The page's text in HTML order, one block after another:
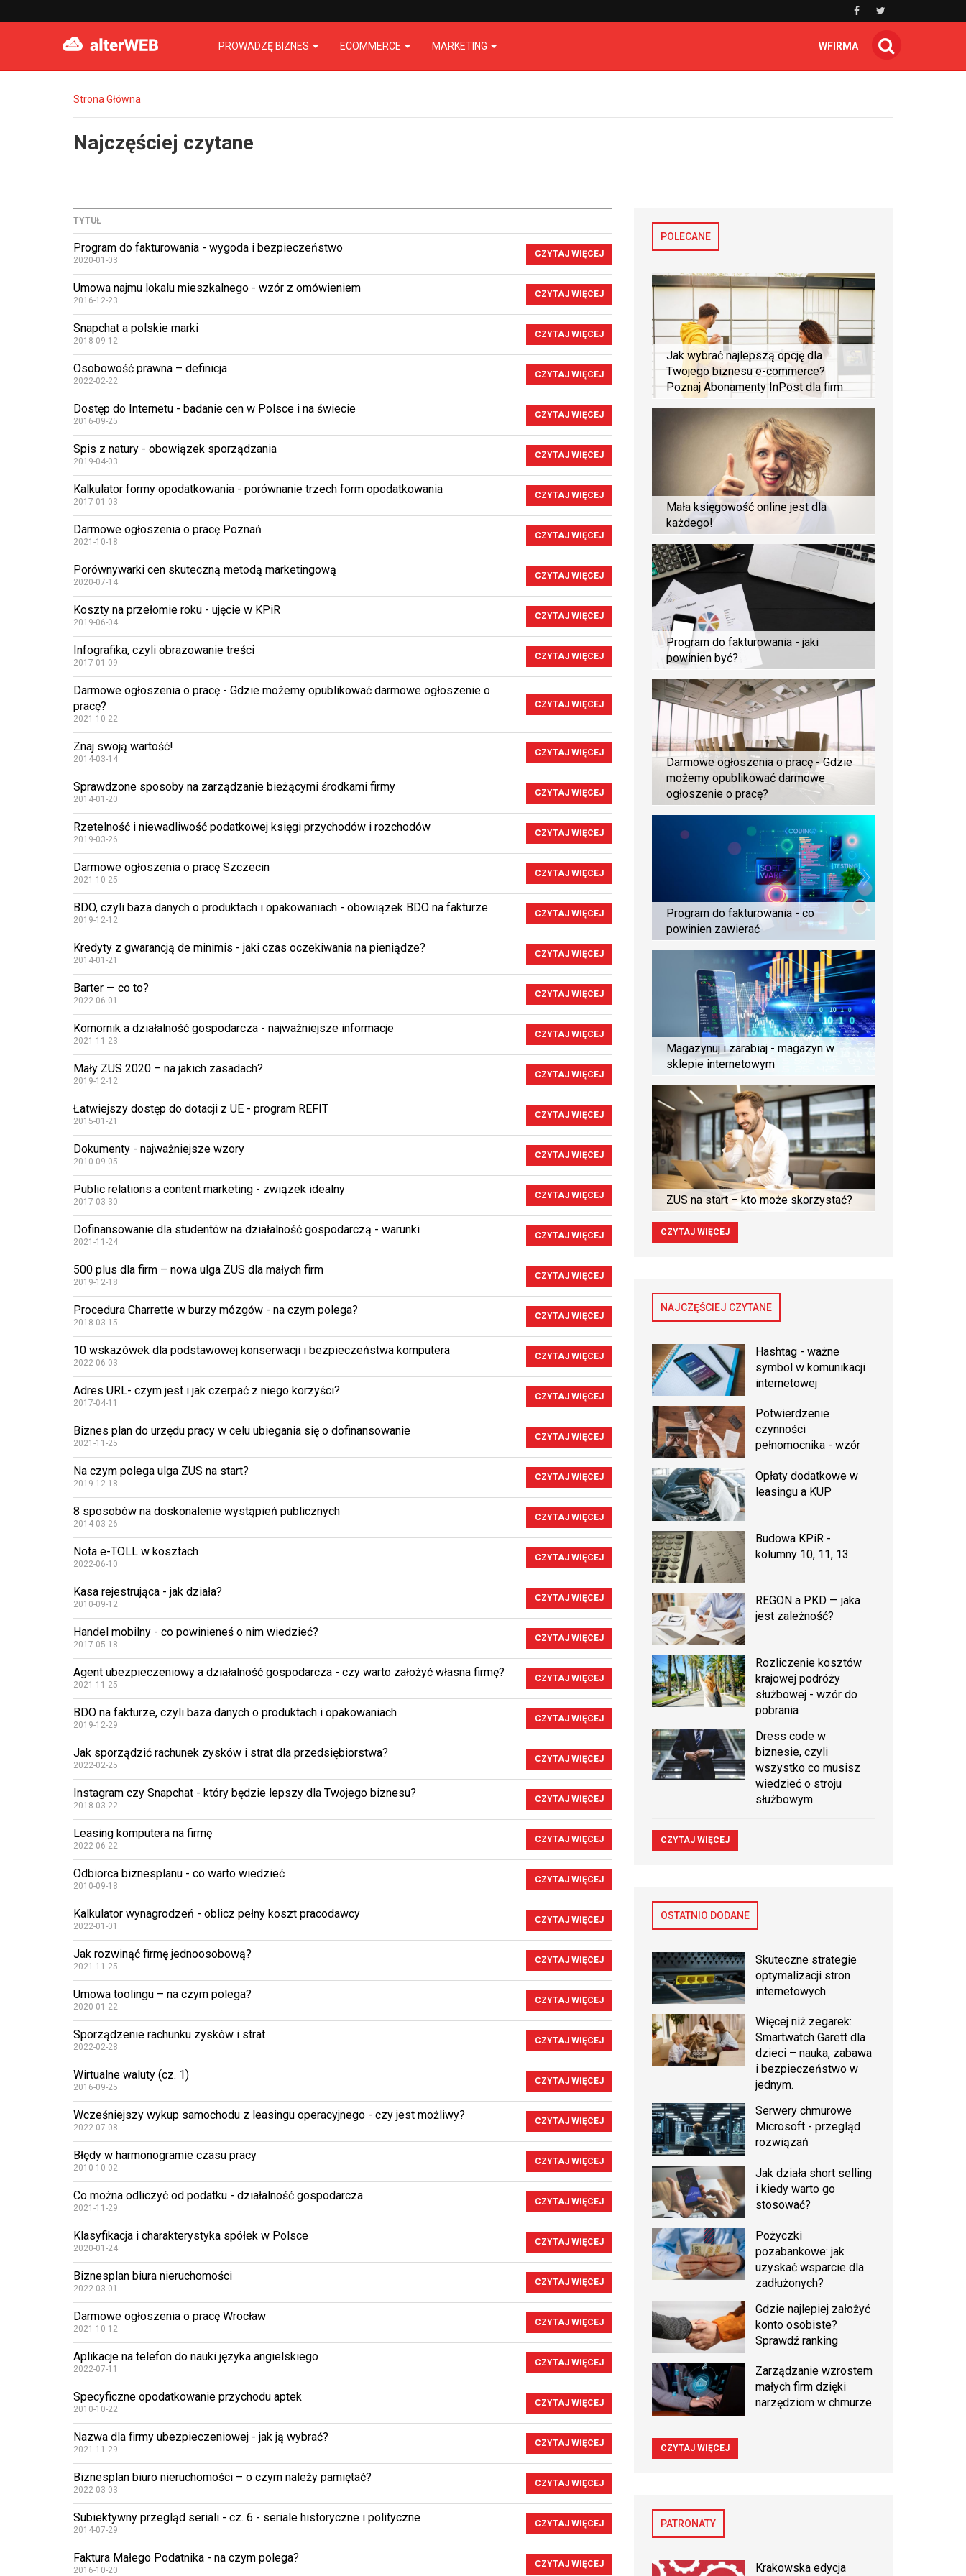
PROWADZĘ BIZNES ECOMMERCE MARKETING WFIRMA
Strona Główna
Najczęściej czytane
TYTUŁ
Program do fakturowania - wygoda i bezpieczeństwo
2020-01-03
CZYTAJ WIĘCEJ
Umowa najmu lokalu mieszkalnego - wzór z omówieniem
2016-12-23
CZYTAJ WIĘCEJ
Snapchat a polskie marki
2018-09-12
CZYTAJ WIĘCEJ
Osobowość prawna – definicja
2022-02-22
CZYTAJ WIĘCEJ
Dostęp do Internetu - badanie cen w Polsce i na świecie
2016-09-25
CZYTAJ WIĘCEJ
Spis z natury - obowiązek sporządzania
2019-04-03
CZYTAJ WIĘCEJ
Kalkulator formy opodatkowania - porównanie trzech form opodatkowania
2017-01-03
CZYTAJ WIĘCEJ
Darmowe ogłoszenia o pracę Poznań
2021-10-18
CZYTAJ WIĘCEJ
Porównywarki cen skuteczną metodą marketingową
2020-07-14
CZYTAJ WIĘCEJ
Koszty na przełomie roku - ujęcie w KPiR
2019-06-04
CZYTAJ WIĘCEJ
Infografika, czyli obrazowanie treści
2017-01-09
CZYTAJ WIĘCEJ
Darmowe ogłoszenia o pracę - Gdzie możemy opublikować darmowe ogłoszenie o
pracę?
2021-10-22
CZYTAJ WIĘCEJ
Znaj swoją wartość!
2014-03-14
CZYTAJ WIĘCEJ
Sprawdzone sposoby na zarządzanie bieżącymi środkami firmy
2014-01-20
CZYTAJ WIĘCEJ
Rzetelność i niewadliwość podatkowej księgi przychodów i rozchodów
2019-03-26
CZYTAJ WIĘCEJ
Darmowe ogłoszenia o pracę Szczecin
2021-10-25
CZYTAJ WIĘCEJ
BDO, czyli baza danych o produktach i opakowaniach - obowiązek BDO na fakturze
2019-12-12
CZYTAJ WIĘCEJ
Kredyty z gwarancją de minimis - jaki czas oczekiwania na pieniądze?
2014-01-21
CZYTAJ WIĘCEJ
Barter — co to?
2022-06-01
CZYTAJ WIĘCEJ
Komornik a działalność gospodarcza - najważniejsze informacje
2021-11-23
CZYTAJ WIĘCEJ
Mały ZUS 2020 – na jakich zasadach?
2019-12-12
CZYTAJ WIĘCEJ
Łatwiejszy dostęp do dotacji z UE - program REFIT
2015-01-21
CZYTAJ WIĘCEJ
Dokumenty - najważniejsze wzory
2010-09-05
CZYTAJ WIĘCEJ
Public relations a content marketing - związek idealny
2017-03-30
CZYTAJ WIĘCEJ
Dofinansowanie dla studentów na działalność gospodarczą - warunki
2021-11-24
CZYTAJ WIĘCEJ
500 plus dla firm – nowa ulga ZUS dla małych firm
2019-12-18
CZYTAJ WIĘCEJ
Procedura Charrette w burzy mózgów - na czym polega?
2018-03-15
CZYTAJ WIĘCEJ
10 wskazówek dla podstawowej konserwacji i bezpieczeństwa komputera
2022-06-03
CZYTAJ WIĘCEJ
Adres URL- czym jest i jak czerpać z niego korzyści?
2017-04-11
CZYTAJ WIĘCEJ
Biznes plan do urzędu pracy w celu ubiegania się o dofinansowanie
2021-11-25
CZYTAJ WIĘCEJ
Na czym polega ulga ZUS na start?
2019-12-18
CZYTAJ WIĘCEJ
8 sposobów na doskonalenie wystąpień publicznych
2014-03-26
CZYTAJ WIĘCEJ
Nota e-TOLL w kosztach
2022-06-10
CZYTAJ WIĘCEJ
Kasa rejestrująca - jak działa?
2010-09-12
CZYTAJ WIĘCEJ
Handel mobilny - co powinieneś o nim wiedzieć?
2017-05-18
CZYTAJ WIĘCEJ
Agent ubezpieczeniowy a działalność gospodarcza - czy warto założyć własna firmę?
2021-11-25
CZYTAJ WIĘCEJ
BDO na fakturze, czyli baza danych o produktach i opakowaniach
2019-12-29
CZYTAJ WIĘCEJ
Jak sporządzić rachunek zysków i strat dla przedsiębiorstwa?
2022-02-25
CZYTAJ WIĘCEJ
Instagram czy Snapchat - który będzie lepszy dla Twojego biznesu?
2018-03-22
CZYTAJ WIĘCEJ
Leasing komputera na firmę
2022-06-22
CZYTAJ WIĘCEJ
Odbiorca biznesplanu - co warto wiedzieć
2010-09-18
CZYTAJ WIĘCEJ
Kalkulator wynagrodzeń - oblicz pełny koszt pracodawcy
2022-01-01
CZYTAJ WIĘCEJ
Jak rozwinąć firmę jednoosobową?
2021-11-25
CZYTAJ WIĘCEJ
Umowa toolingu – na czym polega?
2020-01-22
CZYTAJ WIĘCEJ
Sporządzenie rachunku zysków i strat
2022-02-28
CZYTAJ WIĘCEJ
Wirtualne waluty (cz. 1)
2016-09-25
CZYTAJ WIĘCEJ
Wcześniejszy wykup samochodu z leasingu operacyjnego - czy jest możliwy?
2022-07-08
CZYTAJ WIĘCEJ
Błędy w harmonogramie czasu pracy
2010-10-02
CZYTAJ WIĘCEJ
Co można odliczyć od podatku - działalność gospodarcza
2021-11-29
CZYTAJ WIĘCEJ
Klasyfikacja i charakterystyka spółek w Polsce
2020-01-24
CZYTAJ WIĘCEJ
Biznesplan biura nieruchomości
2022-03-01
CZYTAJ WIĘCEJ
Darmowe ogłoszenia o pracę Wrocław
2021-10-12
CZYTAJ WIĘCEJ
Aplikacje na telefon do nauki języka angielskiego
2022-07-11
CZYTAJ WIĘCEJ
Specyficzne opodatkowanie przychodu aptek
2010-10-22
CZYTAJ WIĘCEJ
Nazwa dla firmy ubezpieczeniowej - jak ją wybrać?
2021-11-29
CZYTAJ WIĘCEJ
Biznesplan biuro nieruchomości – o czym należy pamiętać?
2022-03-03
CZYTAJ WIĘCEJ
Subiektywny przegląd seriali - cz. 6 - seriale historyczne i polityczne
2014-07-29
CZYTAJ WIĘCEJ
Faktura Małego Podatnika - na czym polega?
2016-10-20
CZYTAJ WIĘCEJ
POLECANE
Jak wybrać najlepszą opcję dla
Twojego biznesu e-commerce?
Poznaj Abonamenty InPost dla firm
Mała księgowość online jest dla
każdego!
Program do fakturowania - jaki
powinien być?
Darmowe ogłoszenia o pracę - Gdzie
możemy opublikować darmowe
ogłoszenie o pracę?
Program do fakturowania - co
powinien zawierać
Magazynuj i zarabiaj - magazyn w
sklepie internetowym
ZUS na start – kto może skorzystać?
CZYTAJ WIĘCEJ
NAJCZĘŚCIEJ CZYTANE
Hashtag - ważne
symbol w komunikacji
internetowej
Potwierdzenie
czynności
pełnomocnika - wzór
Opłaty dodatkowe w
leasingu a KUP
Budowa KPiR -
kolumny 10, 11, 13
REGON a PKD — jaka
jest zależność?
Rozliczenie kosztów
krajowej podróży
służbowej - wzór do
pobrania
Dress code w
biznesie, czyli
wszystko co musisz
wiedzieć o stroju
służbowym
CZYTAJ WIĘCEJ
OSTATNIO DODANE
Skuteczne strategie
optymalizacji stron
internetowych
Więcej niż zegarek:
Smartwatch Garett dla
dzieci – nauka, zabawa
i bezpieczeństwo w
jednym.
Serwery chmurowe
Microsoft - przegląd
rozwiązań
Jak działa short selling
i kiedy warto go
stosować?
Pożyczki
pozabankowe: jak
uzyskać wsparcie dla
zadłużonych?
Gdzie najlepiej założyć
konto osobiste?
Sprawdź ranking
Zarządzanie wzrostem
małych firm dzięki
narzędziom w chmurze
CZYTAJ WIĘCEJ
PATRONATY
Krakowska edycja